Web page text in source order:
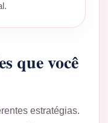
que você
estratégias.